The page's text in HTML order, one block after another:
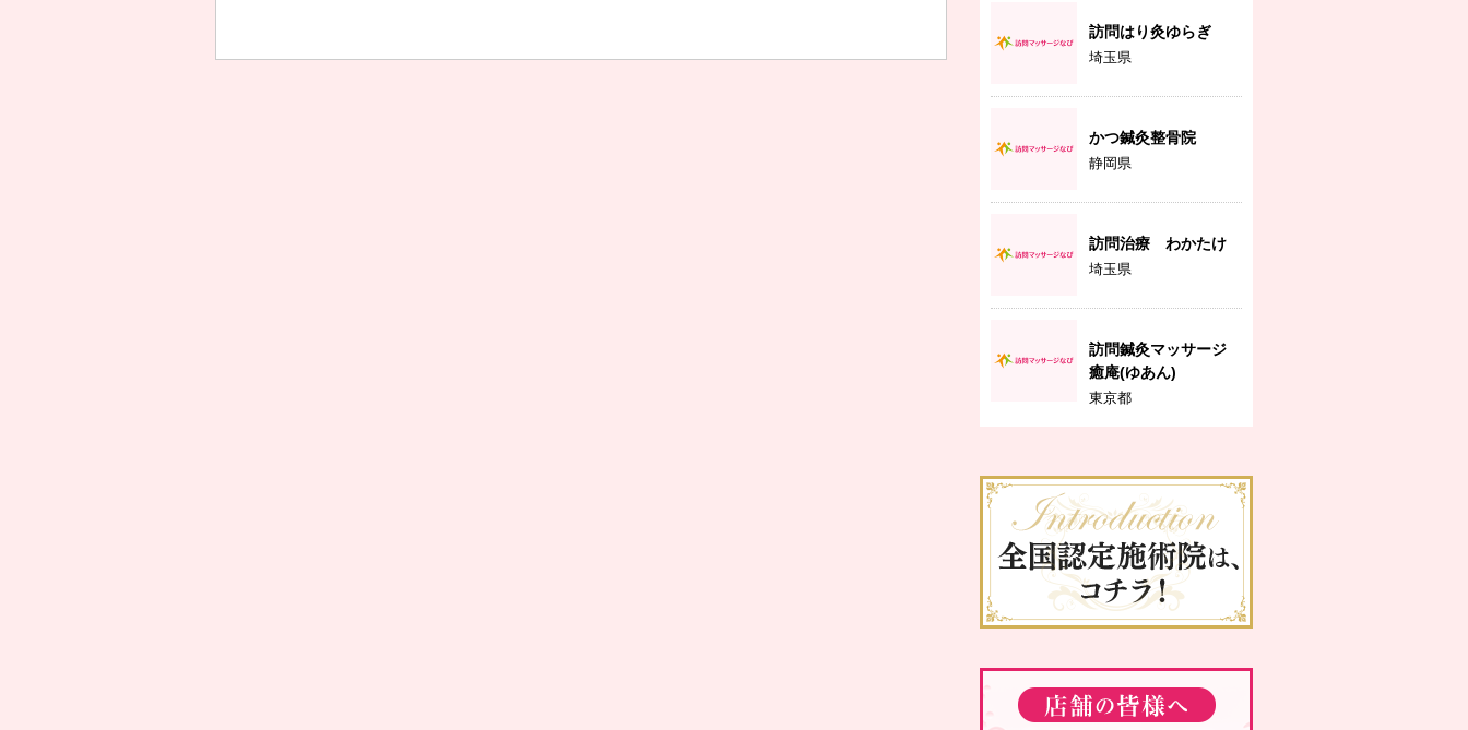
訪問はり灸ゆらぎ
埼玉県
かつ鍼灸整骨院
静岡県
訪問治療 わかたけ
埼玉県
訪問鍼灸マッサージ
癒庵(ゆあん)
東京都